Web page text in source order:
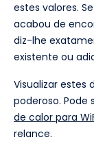
estes valores.
acabou de
diz-lhe
existente ou
Visualizar estes
poderoso. Pode
de calor para
relance.